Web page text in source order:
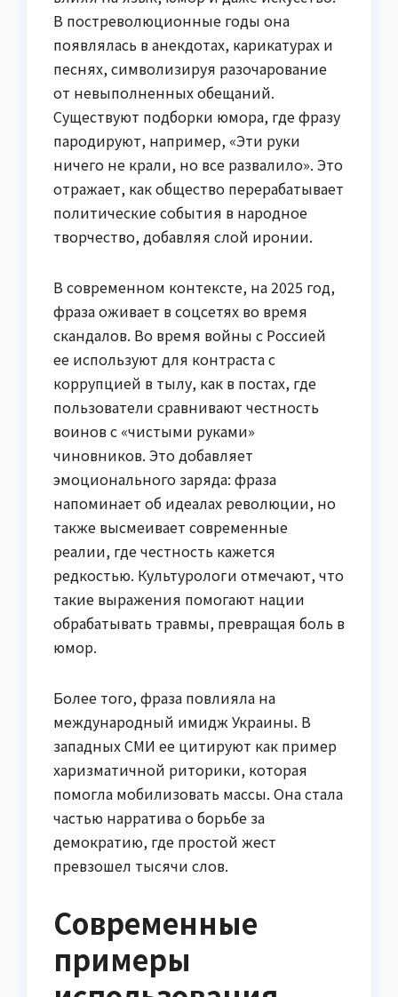
В постреволюционные годы она
появлялась в анекдотах, карикатурах и
песнях, символизируя разочарование
от невыполненных обещаний.
Существуют подборки юмора, где фразу
пародируют, например, «Эти руки
ничего не крали, но все развалило». Это
отражает, как общество перерабатывает
политические события в народное
творчество, добавляя слой иронии.
В современном контексте, на 2025 год,
фраза оживает в соцсетях во время
скандалов. Во время войны с Россией
ее используют для контраста с
коррупцией в тылу, как в постах, где
пользователи сравнивают честность
воинов с «чистыми руками»
чиновников. Это добавляет
эмоционального заряда: фраза
напоминает об идеалах революции, но
также высмеивает современные
реалии, где честность кажется
редкостью. Культурологи отмечают, что
такие выражения помогают нации
обрабатывать травмы, превращая боль в
юмор.
Более того, фраза повлияла на
международный имидж Украины. В
западных СМИ ее цитируют как пример
харизматичной риторики, которая
помогла мобилизовать массы. Она стала
частью нарратива о борьбе за
демократию, где простой жест
превзошел тысячи слов.
Современные
примеры